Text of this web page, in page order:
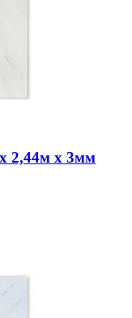
2,44м х 3мм